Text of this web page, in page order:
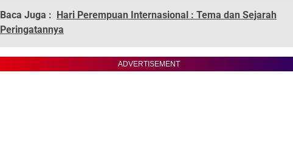
Baca Juga : Hari Perempuan Internasional : Tema dan Sejarah
Peringatannya
ADVERTISEMENT